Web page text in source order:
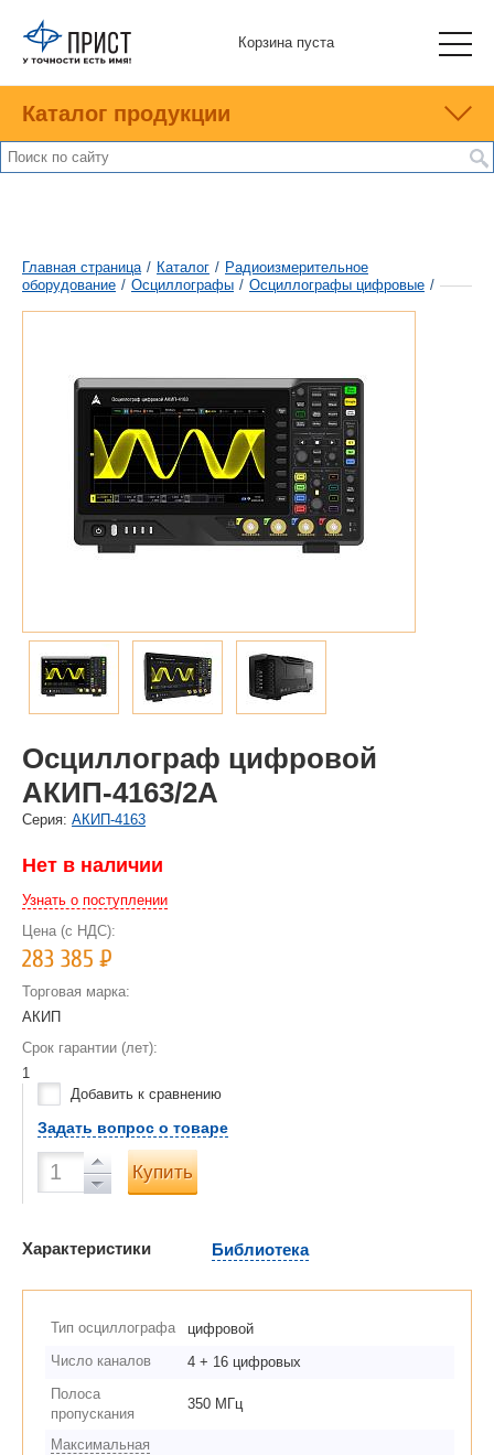
Корзина пуста
Каталог продукции
Главная страница / Каталог / Радиоизмерительное
оборудование / Осциллографы / Осциллографы цифровые /
Осциллограф цифровой
АКИП-4163/2А
Cерия: АКИП-4163
Нет в наличии
Узнать о поступлении
Цена (с НДС):
283 385Р
Торговая марка:
АКИП
Срок гарантии (лет):
1
Добавить к сравнению
Задать вопрос о товаре
Купить
Характеристики Библиотека
Тип осциллографа
цифровой
Число каналов
4 + 16 цифровых
Полоса
пропускания
350 МГц
Максимальная